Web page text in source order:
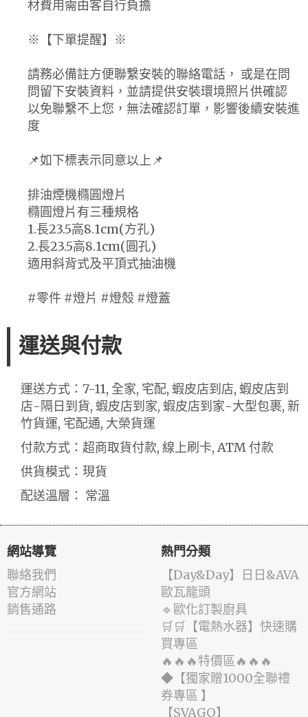
材費用需由客自行負擔
※【下單提醒】※
請務必備註方便聯繫安裝的聯絡電話， 或是在問
問留下安裝資料，並請提供安裝環境照片供確認
以免聯繫不上您，無法確認訂單，影響後續安裝進
度
📌如下標表示同意以上📌
排油煙機橢圓燈片
橢圓燈片有三種規格
1.長23.5高8.1cm(方孔)
2.長23.5高8.1cm(圓孔)
適用斜背式及平頂式抽油機
#零件 #燈片 #燈殼 #燈蓋
運送與付款
運送方式：7-11, 全家, 宅配, 蝦皮店到店, 蝦皮店到
店-隔日到貨, 蝦皮店到家, 蝦皮店到家-大型包裹, 新
竹貨運, 宅配通, 大榮貨運
付款方式：超商取貨付款, 線上刷卡, ATM 付款
供貨模式：現貨
配送溫層： 常溫
網站導覽
聯絡我們
官方網站
銷售通路
熱門分類
️【Day&Day】️日日&AVA
歐瓦龍頭
🔹歐化訂製廚具
🛒🛒【電熱水器】快速購
買專區
🔥🔥🔥特價區🔥🔥🔥
◆【獨家贈1000全聯禮
券專區 】
️【SVAGO】️